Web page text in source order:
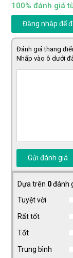
100% đánh giá
Đăng nhập để
Đánh giá thang
Nhấp vào ô dưới
Gửi đánh giá
Dựa trên 0đánh
Tuyệt vời
Rất tốt
Tốt
Trung bình